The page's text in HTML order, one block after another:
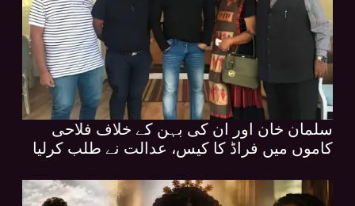
سلمان خان اور ان کی بہن کے خلاف فلاحی
کاموں میں فراڈ کا کیس، عدالت نے طلب کرلیا